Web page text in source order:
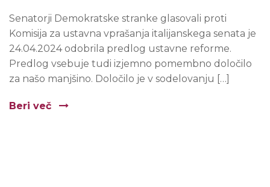
Senatorji Demokratske stranke glasovali proti
Komisija za ustavna vprašanja italijanskega senata je
24.04.2024 odobrila predlog ustavne reforme.
Predlog vsebuje tudi izjemno pomembno določilo
za našo manjšino. Določilo je v sodelovanju […]
Beri več